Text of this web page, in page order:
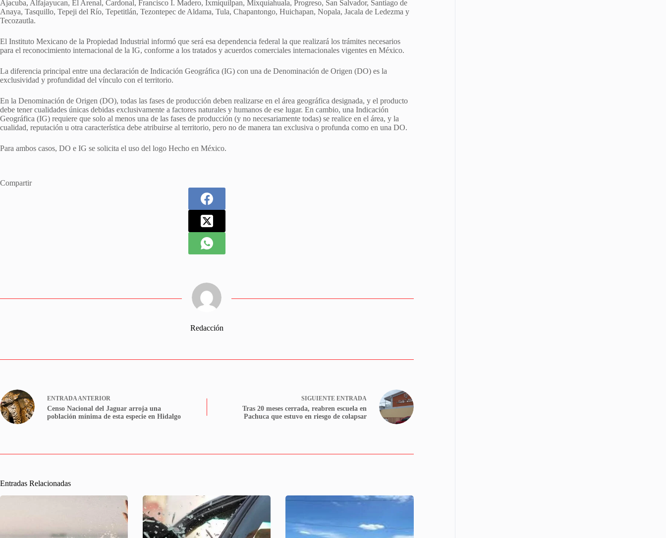
Ajacuba, Alfajayucan, El Arenal, Cardonal, Francisco I. Madero, Ixmiquilpan, Mixquiahuala, Progreso, San Salvador, Santiago de
Anaya, Tasquillo, Tepeji del Río, Tepetitlán, Tezontepec de Aldama, Tula, Chapantongo, Huichapan, Nopala, Jacala de Ledezma y
Tecozautla.
El Instituto Mexicano de la Propiedad Industrial informó que será esa dependencia federal la que realizará los trámites necesarios
para el reconocimiento internacional de la IG, conforme a los tratados y acuerdos comerciales internacionales vigentes en México.
La diferencia principal entre una declaración de Indicación Geográfica (IG) con una de Denominación de Origen (DO) es la
exclusividad y profundidad del vínculo con el territorio.
En la Denominación de Origen (DO), todas las fases de producción deben realizarse en el área geográfica designada, y el producto
debe tener cualidades únicas debidas exclusivamente a factores naturales y humanos de ese lugar. En cambio, una Indicación
Geográfica (IG) requiere que solo al menos una de las fases de producción (y no necesariamente todas) se realice en el área, y la
cualidad, reputación u otra característica debe atribuirse al territorio, pero no de manera tan exclusiva o profunda como en una DO.
Para ambos casos, DO e IG se solicita el uso del logo Hecho en México.
Compartir
Redacción
ENTRADAANTERIOR
Censo Nacional del Jaguar arroja una
población mínima de esta especie en Hidalgo
SIGUIENTE ENTRADA
Tras 20 meses cerrada, reabren escuela en
Pachuca que estuvo en riesgo de colapsar
Entradas Relacionadas